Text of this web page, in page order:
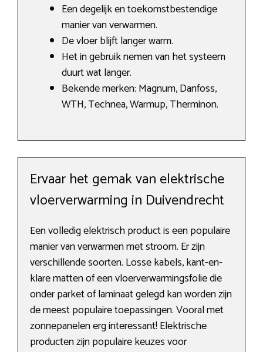
Een degelijk en toekomstbestendige
manier van verwarmen.
De vloer blijft langer warm.
Het in gebruik nemen van het systeem
duurt wat langer.
Bekende merken: Magnum, Danfoss,
WTH, Technea, Warmup, Therminon.
Ervaar het gemak van elektrische
vloerverwarming in Duivendrecht
Een volledig elektrisch product is een populaire
manier van verwarmen met stroom. Er zijn
verschillende soorten. Losse kabels, kant-en-
klare matten of een vloerverwarmingsfolie die
onder parket of laminaat gelegd kan worden zijn
de meest populaire toepassingen. Vooral met
zonnepanelen erg interessant! Elektrische
producten zijn populaire keuzes voor